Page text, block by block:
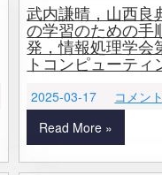
武内謙晴，山西良
の学習のための手
発，情報処理学会
トコンピューティ
2025-03-17
コメン
Read More »